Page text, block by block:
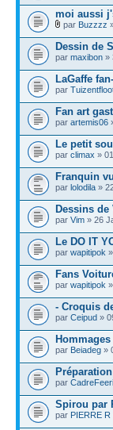
moi aussi
par Buzzzz
Dessin de
par maxibon »
LaGaffe
par
Fan art
par artemis06
Le petit
par climax »
Franquin
par lolodila »
Dessins de
par Vim » 26
Le DO IT
par wapitipok
Fans
par wapitipok
- Croquis
par Ceipud »
par Beiadeg »
par
Spirou par
par PIERRE R